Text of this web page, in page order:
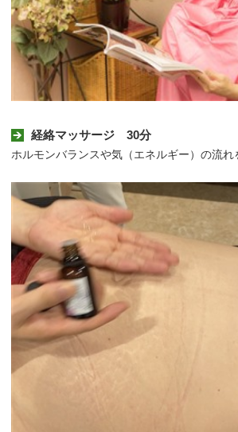
経絡マッサージ 30分
ホルモンバランスや気（エネルギー）の流れ